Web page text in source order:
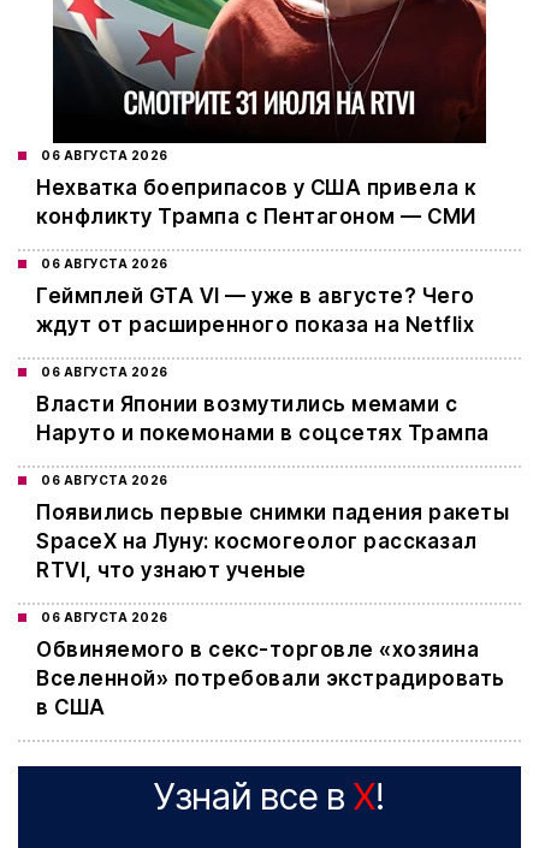
06 АВГУСТА 2026
Нехватка боеприпасов у США привела к
конфликту Трампа с Пентагоном — СМИ
06 АВГУСТА 2026
Геймплей GTA VI — уже в августе? Чего
ждут от расширенного показа на Netflix
06 АВГУСТА 2026
Власти Японии возмутились мемами с
Наруто и покемонами в соцсетях Трампа
06 АВГУСТА 2026
Появились первые снимки падения ракеты
SpaceX на Луну: космогеолог рассказал
RTVI, что узнают ученые
06 АВГУСТА 2026
Обвиняемого в секс-торговле «хозяина
Вселенной» потребовали экстрадировать
в США
Узнай все в X!